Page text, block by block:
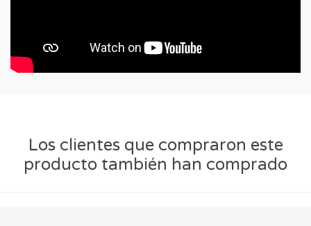
Los clientes que compraron este
producto también han comprado